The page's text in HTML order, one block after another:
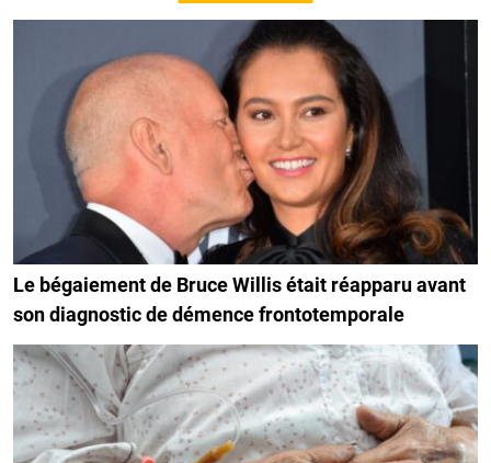
Le bégaiement de Bruce Willis était réapparu avant
son diagnostic de démence frontotemporale